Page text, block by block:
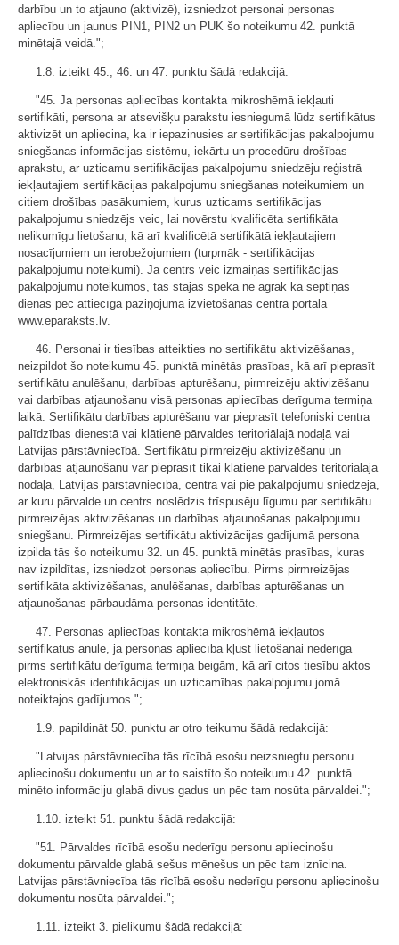
darbību un to atjauno (aktivizē), izsniedzot personai personas
apliecību un jaunus PIN1, PIN2 un PUK šo noteikumu 42. punktā
minētajā veidā.";
1.8. izteikt 45., 46. un 47. punktu šādā redakcijā:
"45. Ja personas apliecības kontakta mikroshēmā iekļauti
sertifikāti, persona ar atsevišķu parakstu iesniegumā lūdz sertifikātus
aktivizēt un apliecina, ka ir iepazinusies ar sertifikācijas pakalpojumu
sniegšanas informācijas sistēmu, iekārtu un procedūru drošības
aprakstu, ar uzticamu sertifikācijas pakalpojumu sniedzēju reģistrā
iekļautajiem sertifikācijas pakalpojumu sniegšanas noteikumiem un
citiem drošības pasākumiem, kurus uzticams sertifikācijas
pakalpojumu sniedzējs veic, lai novērstu kvalificēta sertifikāta
nelikumīgu lietošanu, kā arī kvalificētā sertifikātā iekļautajiem
nosacījumiem un ierobežojumiem (turpmāk - sertifikācijas
pakalpojumu noteikumi). Ja centrs veic izmaiņas sertifikācijas
pakalpojumu noteikumos, tās stājas spēkā ne agrāk kā septiņas
dienas pēc attiecīgā paziņojuma izvietošanas centra portālā
www.eparaksts.lv.
46. Personai ir tiesības atteikties no sertifikātu aktivizēšanas,
neizpildot šo noteikumu 45. punktā minētās prasības, kā arī pieprasīt
sertifikātu anulēšanu, darbības apturēšanu, pirmreizēju aktivizēšanu
vai darbības atjaunošanu visā personas apliecības derīguma termiņa
laikā. Sertifikātu darbības apturēšanu var pieprasīt telefoniski centra
palīdzības dienestā vai klātienē pārvaldes teritoriālajā nodaļā vai
Latvijas pārstāvniecībā. Sertifikātu pirmreizēju aktivizēšanu un
darbības atjaunošanu var pieprasīt tikai klātienē pārvaldes teritoriālajā
nodaļā, Latvijas pārstāvniecībā, centrā vai pie pakalpojumu sniedzēja,
ar kuru pārvalde un centrs noslēdzis trīspusēju līgumu par sertifikātu
pirmreizējas aktivizēšanas un darbības atjaunošanas pakalpojumu
sniegšanu. Pirmreizējas sertifikātu aktivizācijas gadījumā persona
izpilda tās šo noteikumu 32. un 45. punktā minētās prasības, kuras
nav izpildītas, izsniedzot personas apliecību. Pirms pirmreizējas
sertifikāta aktivizēšanas, anulēšanas, darbības apturēšanas un
atjaunošanas pārbaudāma personas identitāte.
47. Personas apliecības kontakta mikroshēmā iekļautos
sertifikātus anulē, ja personas apliecība kļūst lietošanai nederīga
pirms sertifikātu derīguma termiņa beigām, kā arī citos tiesību aktos
elektroniskās identifikācijas un uzticamības pakalpojumu jomā
noteiktajos gadījumos.";
1.9. papildināt 50. punktu ar otro teikumu šādā redakcijā:
"Latvijas pārstāvniecība tās rīcībā esošu neizsniegtu personu
apliecinošu dokumentu un ar to saistīto šo noteikumu 42. punktā
minēto informāciju glabā divus gadus un pēc tam nosūta pārvaldei.";
1.10. izteikt 51. punktu šādā redakcijā:
"51. Pārvaldes rīcībā esošu nederīgu personu apliecinošu
dokumentu pārvalde glabā sešus mēnešus un pēc tam iznīcina.
Latvijas pārstāvniecība tās rīcībā esošu nederīgu personu apliecinošu
dokumentu nosūta pārvaldei.";
1.11. izteikt 3. pielikumu šādā redakcijā: